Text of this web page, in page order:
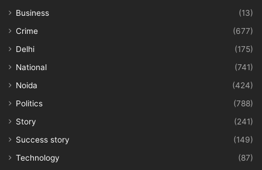
Business
(13)
Crime
(677)
Delhi
(175)
National
(741)
Noida
(424)
Politics
(788)
Story
(241)
Success story
(149)
Technology
(87)